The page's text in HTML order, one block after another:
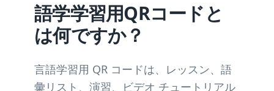
語学学習用QRコードと
は何ですか？
言語学習用 QR コードは、レッスン、語
彙リスト、演習、ビデオ チュートリアル